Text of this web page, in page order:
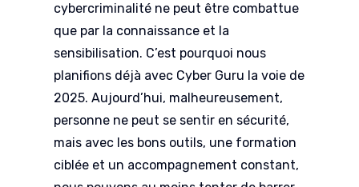
cybercriminalité ne peut être combattue
que par la connaissance et la
sensibilisation. C’est pourquoi nous
planifions déjà avec Cyber Guru la voie de
2025. Aujourd’hui, malheureusement,
personne ne peut se sentir en sécurité,
mais avec les bons outils, une formation
ciblée et un accompagnement constant,